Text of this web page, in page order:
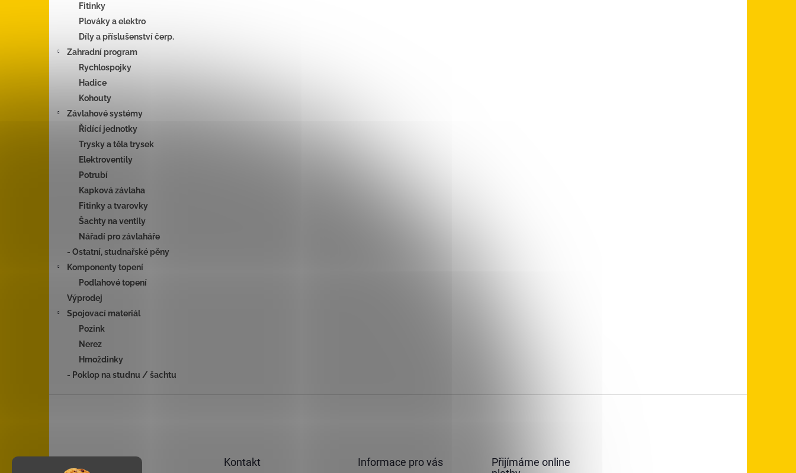
Fitinky
Plováky a elektro
Díly a příslušenství čerp.
Zahradní program
Rychlospojky
Hadice
Kohouty
Závlahové systémy
Řídící jednotky
Trysky a těla trysek
Elektroventily
Potrubí
Kapková závlaha
Fitinky a tvarovky
Šachty na ventily
Nářadí pro závlaháře
- Ostatní, studnařské pěny
Komponenty topení
Podlahové topení
Výprodej
Spojovací materiál
Pozink
Nerez
Hmoždinky
- Poklop na studnu / šachtu
Kontakt Informace pro vás
Přijímáme online